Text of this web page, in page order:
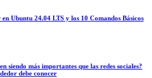
Ubuntu 24.04 LTS y los 10 Comandos Básicos
siendo más importantes que las redes sociales?
debe conocer